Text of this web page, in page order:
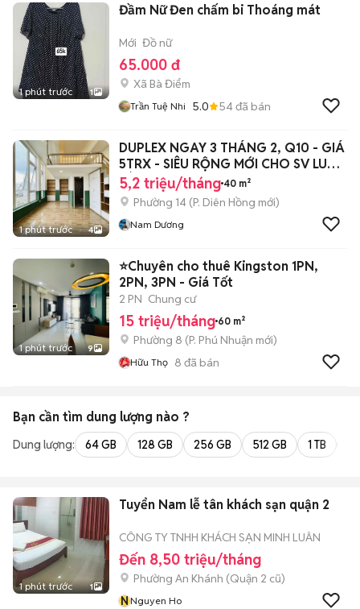
1 phút trước 1
Đầm Nữ Đen chấm bi Thoáng mát
Mới Đồ nữ
65.000 đ
Xã Bà Điểm
Trần Tuệ Nhi 5.0 54đã bán
1 phút trước 4
DUPLEX NGAY 3 THÁNG 2, Q10 - GIÁ
5TRX - SIÊU RỘNG MỚI CHO SV LUN
NÈ
5,2 triệu/tháng 40 m²
Phường 14 (P. Diên Hồng mới)
Nam Dương
1 phút trước 9
⭐Chuyên cho thuê Kingston 1PN,
2PN, 3PN - Giá Tốt
2 PN Chung cư
15 triệu/tháng 60 m²
Phường 8 (P. Phú Nhuận mới)
Hữu Thọ 8 đã bán
Bạn cần tìm dung lượng nào ?
Dung lượng: 64 GB 128 GB 256 GB 512 GB 1 TB
1 phút trước 1
Tuyển Nam lễ tân khách sạn quận 2
CÔNG TY TNHH KHÁCH SẠN MINH LUÂN
Đến 8,50 triệu/tháng
Phường An Khánh (Quận 2 cũ)
NNguyen Ho